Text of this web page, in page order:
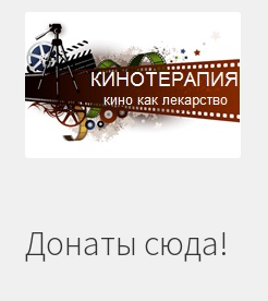
Донаты сюда!